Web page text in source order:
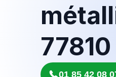
77810
01 85 42 08